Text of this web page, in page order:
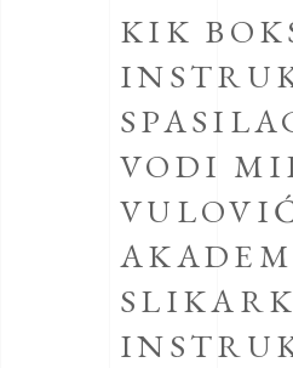
KIK
VODI